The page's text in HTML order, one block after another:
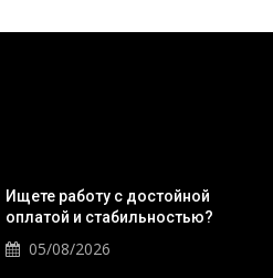
Ищете работу с достойной
оплатой и стабильностью?
05/08/2026